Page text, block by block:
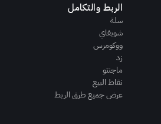
الربط والتكامل
سلة
شوبفاي
ووكومرس
زد
ماجنتو
نقاط البيع
عرض جميع طرق الربط